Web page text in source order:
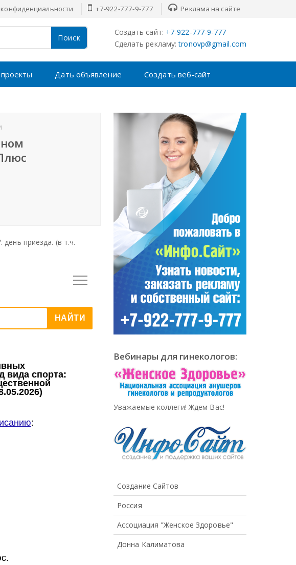
+7-922-777-9-777 Реклама на сайте
Поиск
Создать сайт: +7-922-777-9-777
Сделать рекламу: tronovp@gmail.com
Дать объявление Создать веб-сайт
приезда. (в т.ч.
Вебинары для гинекологов:
Уважаемые коллеги! Ждем Вас!
Создание Сайтов
Россия
Ассоциация "Женское Здоровье"
Донна Калиматова